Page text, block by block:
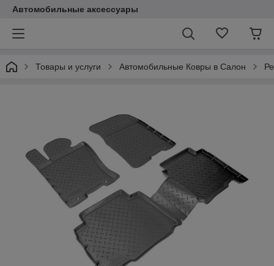
Автомобильные аксессуары
Товары и услуги Автомобильные Ковры в Салон